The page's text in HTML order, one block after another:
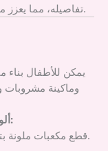
تفاصيله، مما يعزز مهاراتهم في البناء والتخيل واللعب التفاعلي.
يمكن للأطفال
وماكينة
ألوان جذابة ولمسات واقعية:
قطع مكعبات ملونة بتفاصيل دقيقة تضفي جمالاً على تجربة البناء.